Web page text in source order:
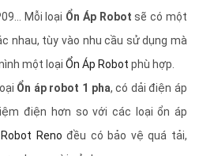
Mỗi loại Ổn Áp Robot sẽ có một
nhau, tùy vào nhu cầu sử dụng mà
một loại Ổn Áp Robot phù hợp.
Ổn áp robot 1 pha, có dải điện áp
điện hơn so với các loại ổn áp
Renođều có bảo vệ quá tải,